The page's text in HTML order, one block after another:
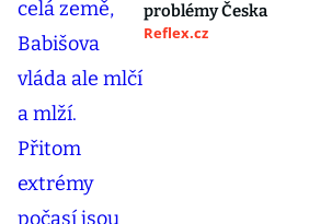
problémy Česka
Reflex.cz